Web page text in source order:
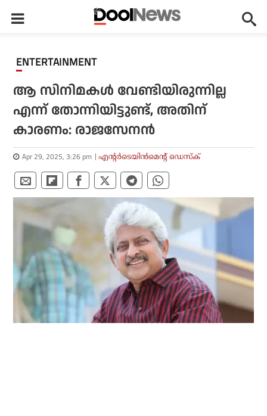
ENTERTAINMENT
ആ സിനിമകൾ വേണ്ടിയിരുന്നില്ല
എന്ന് തോന്നിയിട്ടുണ്ട്, അതിന്
കാരണം: രാജസേനൻ
Apr 29, 2025, 3:26 pm എന്റര്‍ടെയിന്‍മെന്റ് ഡെസ്‌ക്